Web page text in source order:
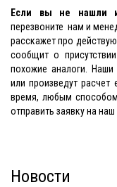
Если вы не нашли
перезвоните нам и
расскажет про
сообщит о
похожие аналоги. Наши
или произведут
время, любым способом
отправить заявку на
Новости